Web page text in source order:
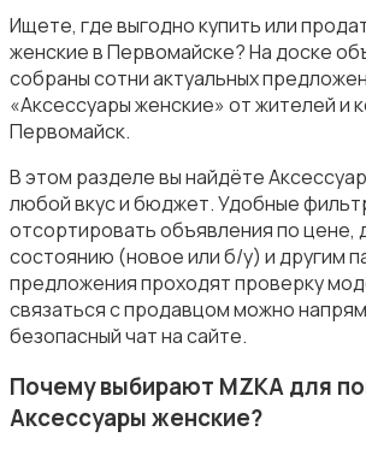
Пиджаки и костюмы
Ищете, где выгодно купить или
женские в Первомайске? На доске
собраны сотни актуальных
«Аксессуары женские» от жителей и
Первомайск.
В этом разделе вы найдёте
любой вкус и бюджет. Удобные
отсортировать объявления по цене,
состоянию (новое или б/у) и другим
предложения проходят проверку
связаться с продавцом можно
безопасный чат на сайте.
Почему выбирают MZKA для
Аксессуары женские?